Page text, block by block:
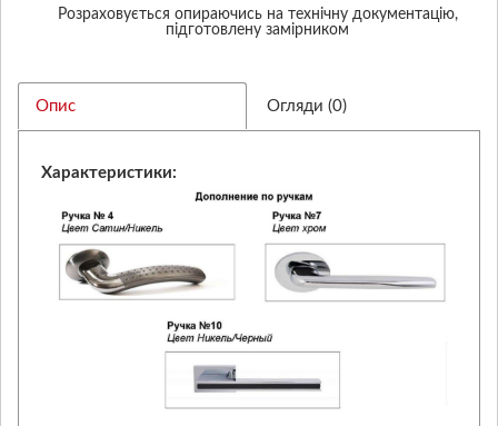
Розраховується опираючись на технічну документацію,
підготовлену замірником
Опис Огляди (0)
Характеристики: